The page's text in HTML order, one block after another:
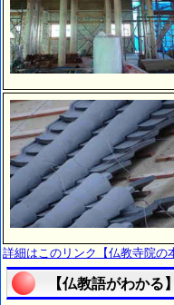
詳細はこのリンク【仏教寺院の
【仏教語がわかる